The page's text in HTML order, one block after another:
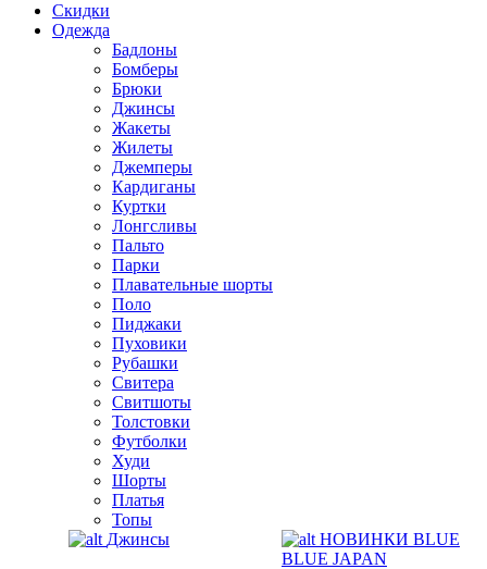
Скидки
Одежда
Бадлоны
Бомберы
Брюки
Джинсы
Жакеты
Жилеты
Джемперы
Кардиганы
Куртки
Лонгсливы
Пальто
Парки
Плавательные шорты
Поло
Пиджаки
Пуховики
Рубашки
Свитера
Свитшоты
Толстовки
Футболки
Худи
Шорты
Платья
Топы
Джинсы
НОВИНКИ BLUE
BLUE JAPAN